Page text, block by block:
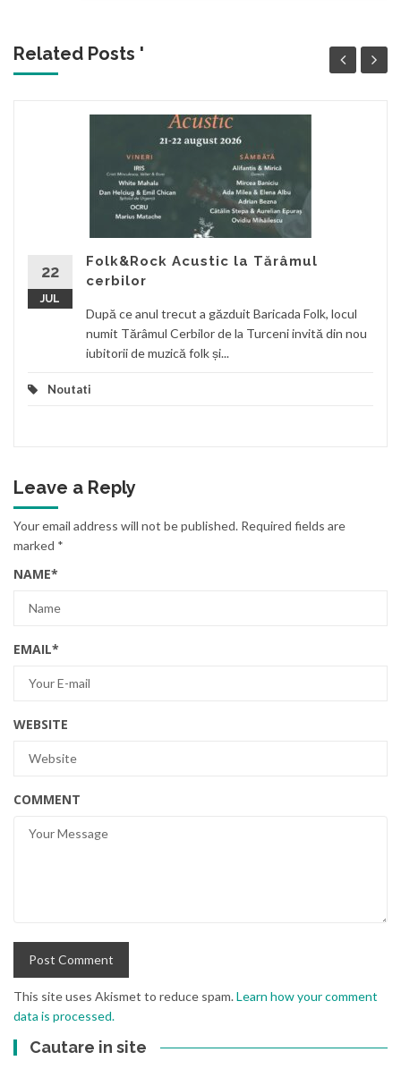
Related Posts '
22
JUL
Folk&Rock Acustic la Tărâmul
cerbilor
După ce anul trecut a găzduit Baricada Folk, locul
numit Tărâmul Cerbilor de la Turceni invită din nou
iubitorii de muzică folk și...
Noutati
Leave a Reply
Your email address will not be published. Required fields are
marked *
NAME*
EMAIL*
WEBSITE
COMMENT
This site uses Akismet to reduce spam.Learn how your comment
data is processed.
Cautare in site